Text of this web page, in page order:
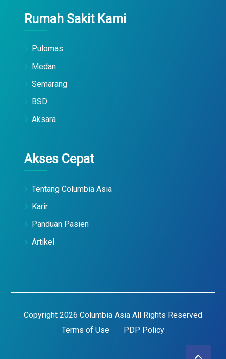
Rumah Sakit Kami
Pulomas
Medan
Semarang
BSD
Aksara
Akses Cepat
Tentang Columbia Asia
Karir
Panduan Pasien
Artikel
Copyright 2026 Columbia Asia All Rights Reserved
Terms of Use
PDP Policy